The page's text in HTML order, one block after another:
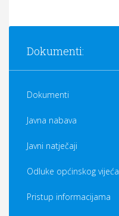
Dokumenti:
Dokumenti
Javna nabava
Javni natječaji
Odluke općinskog vijeća
Pristup informacijama